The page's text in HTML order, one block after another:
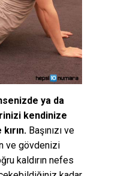
ya da
kendinize
Başınızı ve
ve gövdenizi
kaldırın nefes